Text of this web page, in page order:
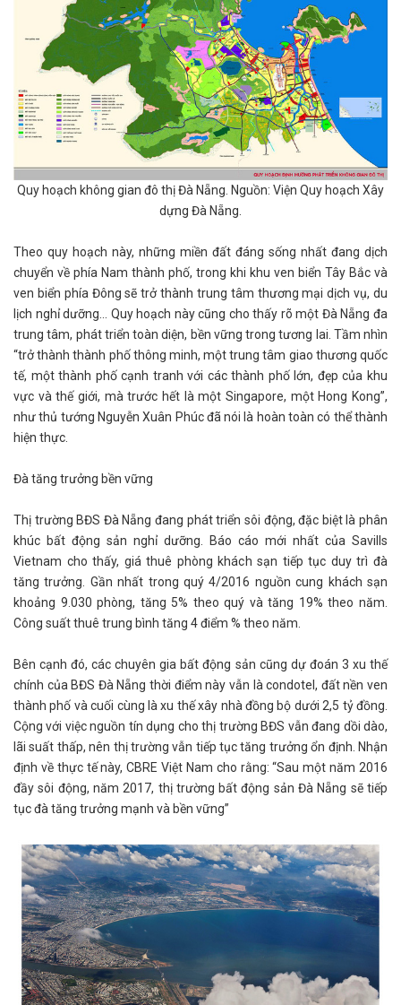
Quy hoạch không gian đô thị Đà Nẵng. Nguồn: Viện Quy hoạch Xây
dựng Đà Nẵng.
Theo quy hoạch này, những miền đất đáng sống nhất đang dịch
chuyển về phía Nam thành phố, trong khi khu ven biển Tây Bắc và
ven biển phía Đông sẽ trở thành trung tâm thương mại dịch vụ, du
lịch nghỉ dưỡng... Quy hoạch này cũng cho thấy rõ một Đà Nẵng đa
trung tâm, phát triển toàn diện, bền vững trong tương lai. Tầm nhìn
“trở thành thành phố thông minh, một trung tâm giao thương quốc
tế, một thành phố cạnh tranh với các thành phố lớn, đẹp của khu
vực và thế giới, mà trước hết là một Singapore, một Hong Kong”,
như thủ tướng Nguyễn Xuân Phúc đã nói là hoàn toàn có thể thành
hiện thực.
Đà tăng trưởng bền vững
Thị trường BĐS Đà Nẵng đang phát triển sôi động, đặc biệt là phân
khúc bất động sản nghỉ dưỡng. Báo cáo mới nhất của Savills
Vietnam cho thấy, giá thuê phòng khách sạn tiếp tục duy trì đà
tăng trưởng. Gần nhất trong quý 4/2016 nguồn cung khách sạn
khoảng 9.030 phòng, tăng 5% theo quý và tăng 19% theo năm.
Công suất thuê trung bình tăng 4 điểm % theo năm.
Bên cạnh đó, các chuyên gia bất động sản cũng dự đoán 3 xu thế
chính của BĐS Đà Nẵng thời điểm này vẫn là condotel, đất nền ven
thành phố và cuối cùng là xu thế xây nhà đồng bộ dưới 2,5 tỷ đồng.
Cộng với việc nguồn tín dụng cho thị trường BĐS vẫn đang dồi dào,
lãi suất thấp, nên thị trường vẫn tiếp tục tăng trưởng ổn định. Nhận
định về thực tế này, CBRE Việt Nam cho rằng: “Sau một năm 2016
đầy sôi động, năm 2017, thị trường bất động sản Đà Nẵng sẽ tiếp
tục đà tăng trưởng mạnh và bền vững”